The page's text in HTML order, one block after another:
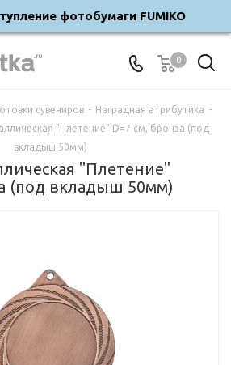
фотобумаги FUMIKO
0
сувениров - Наградная атрибутика -
"Плетение" D=7 см, бронза (под
вкладыш 50мм)
"Плетение"
(под вкладыш 50мм)